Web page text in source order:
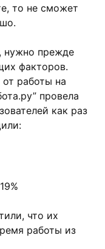
то не сможет
нужно прежде
факторов.
работы на
провела
как раз
что их
работы из